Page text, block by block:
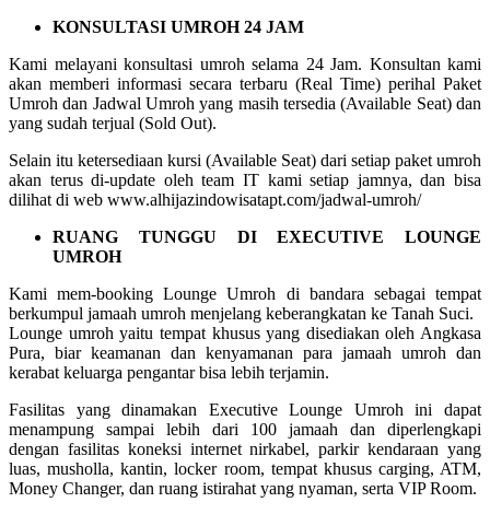
KONSULTASI UMROH 24 JAM
Kami melayani konsultasi umroh selama 24 Jam. Konsultan kami
akan memberi informasi secara terbaru (Real Time) perihal Paket
Umroh dan Jadwal Umroh yang masih tersedia (Available Seat) dan
yang sudah terjual (Sold Out).
Selain itu ketersediaan kursi (Available Seat) dari setiap paket umroh
akan terus di-update oleh team IT kami setiap jamnya, dan bisa
dilihat di web www.alhijazindowisatapt.com/jadwal-umroh/
RUANG TUNGGU DI EXECUTIVE LOUNGE
UMROH
Kami mem-booking Lounge Umroh di bandara sebagai tempat
berkumpul jamaah umroh menjelang keberangkatan ke Tanah Suci.
Lounge umroh yaitu tempat khusus yang disediakan oleh Angkasa
Pura, biar keamanan dan kenyamanan para jamaah umroh dan
kerabat keluarga pengantar bisa lebih terjamin.
Fasilitas yang dinamakan Executive Lounge Umroh ini dapat
menampung sampai lebih dari 100 jamaah dan diperlengkapi
dengan fasilitas koneksi internet nirkabel, parkir kendaraan yang
luas, musholla, kantin, locker room, tempat khusus carging, ATM,
Money Changer, dan ruang istirahat yang nyaman, serta VIP Room.